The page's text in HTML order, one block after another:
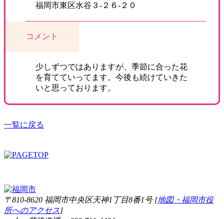
福岡市東区水谷３-２６-２０
コメント
少しずつではありますが、季節に合った花
を育てていってます。今後も続けていきた
いと思っております。
一覧に戻る
〒810-8620 福岡市中央区天神1丁目8番1号 [地図・福岡市役
所へのアクセス]